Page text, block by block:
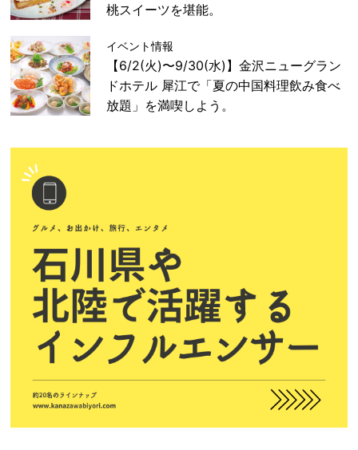
桃スイーツを堪能。
イベント情報
【6/2(火)〜9/30(水)】金沢ニューグラン
ドホテル 犀江で「夏の中国料理飲み食べ
放題」を満喫しよう。